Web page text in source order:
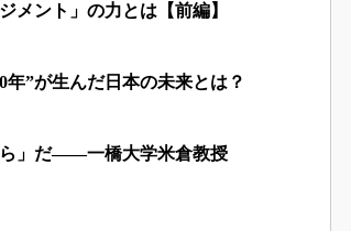
メント」の力とは【前編】
”が生んだ日本の未来とは？
ら」だ――一橋大学米倉教授